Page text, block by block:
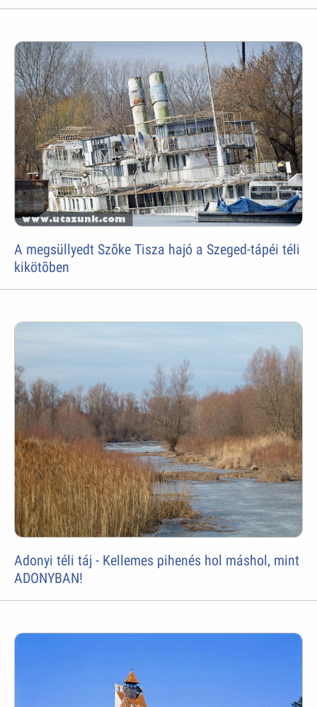
A megsüllyedt Szõke Tisza hajó a Szeged-tápéi téli
kikötõben
Adonyi téli táj - Kellemes pihenés hol máshol, mint
ADONYBAN!